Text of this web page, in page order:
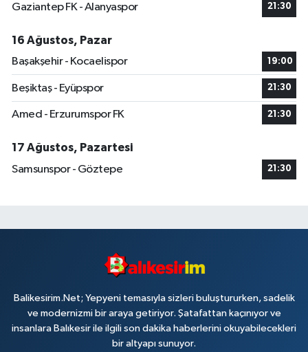
Gaziantep FK - Alanyaspor 21:30
16 Ağustos, Pazar
Başakşehir - Kocaelispor
19:00
Beşiktaş - Eyüpspor 21:30
Amed - Erzurumspor FK 21:30
17 Ağustos, Pazartesi
Samsunspor - Göztepe
21:30
Balikesirim.Net; Yepyeni temasıyla sizleri buluştururken, sadelik
ve modernizmi bir araya getiriyor. Şatafattan kaçınıyor ve
insanlara Balıkesir ile ilgili son dakika haberlerini okuyabilecekleri
bir altyapı sunuyor.